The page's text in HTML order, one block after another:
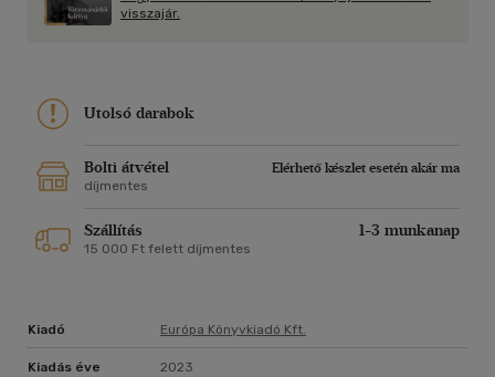
visszajár.
Utolsó darabok
Bolti átvétel
Elérhető készlet esetén akár ma
díjmentes
Szállítás 1-3 munkanap
15 000 Ft felett díjmentes
Kiadó Európa Könyvkiadó Kft.
Kiadás éve 2023